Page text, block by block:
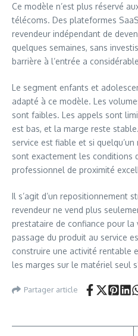
Ce modèle n’est plus réservé
télécoms. Des plateformes
revendeur indépendant de
quelques semaines, sans
barrière à l’entrée a
Le segment enfants et
adapté à ce modèle. Les
sont faibles. Les appels sont
est bas, et la marge reste
service est fiable et si
sont exactement les conditions
professionnel de proximité
Il s’agit d’un repositionnement
revendeur ne vend plus
prestataire de confiance pour la
passage du produit au service
construire une activité rentable
les marges sur le matériel seul
Partager article